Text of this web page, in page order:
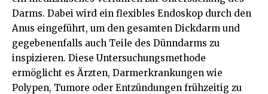
Darms. Dabei wird ein flexibles Endoskop durch den
Anus eingeführt, um den gesamten Dickdarm und
gegebenenfalls auch Teile des Dünndarms zu
inspizieren. Diese Untersuchungsmethode
ermöglicht es Ärzten, Darmerkrankungen wie
Polypen, Tumore oder Entzündungen frühzeitig zu